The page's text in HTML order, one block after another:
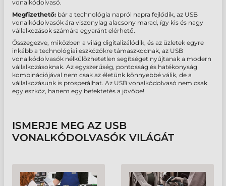
vonalkódolvasó.
Megfizethető: bár a technológia napról napra fejlődik, az USB
vonalkódolvasók ára viszonylag alacsony marad, így kis és nagy
vállalkozások számára egyaránt elérhető.
Összegezve, miközben a világ digitalizálódik, és az üzletek egyre
inkább a technológiai eszközökre támaszkodnak, az USB
vonalkódolvasók nélkülözhetetlen segítséget nyújtanak a modern
vállalkozásoknak. Az egyszerűség, pontosság és hatékonyság
kombinációjával nem csak az életünk könnyebbé válik, de a
vállalkozásunk is prosperálhat. Az USB vonalkódolvasó nem csak
egy eszköz, hanem egy befektetés a jövőbe!
ISMERJE MEG AZ USB
VONALKÓDOLVASÓK VILÁGÁT